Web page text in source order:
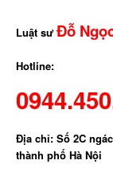
Luật sưĐỗ
Hotline:
Địa chỉ: Số 2C
thành phố Hà Nội